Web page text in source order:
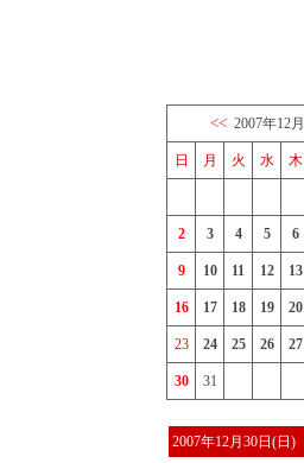
<< 2007年12月
日 月 火 水 木
2 3 4 5 6
9 10 11 12 13
16 17 18 19 20
23 24 25 26 27
30 31
2007年12月30日(日)